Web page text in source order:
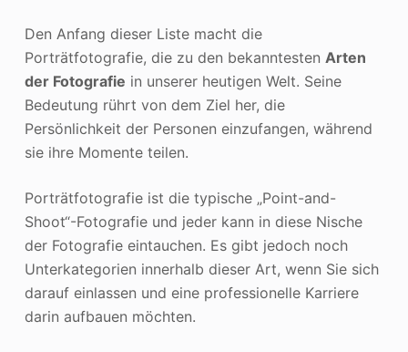
Den Anfang dieser Liste macht die
Porträtfotografie, die zu den bekanntesten Arten
der Fotografie in unserer heutigen Welt. Seine
Bedeutung rührt von dem Ziel her, die
Persönlichkeit der Personen einzufangen, während
sie ihre Momente teilen.
Porträtfotografie ist die typische „Point-and-
Shoot“-Fotografie und jeder kann in diese Nische
der Fotografie eintauchen. Es gibt jedoch noch
Unterkategorien innerhalb dieser Art, wenn Sie sich
darauf einlassen und eine professionelle Karriere
darin aufbauen möchten.